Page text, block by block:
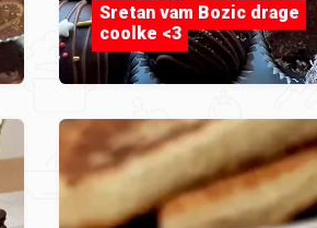
Sretan vam Bozic drage
coolke <3